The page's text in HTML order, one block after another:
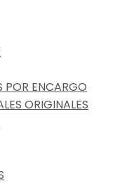
POR ENCARGO
ORIGINALES